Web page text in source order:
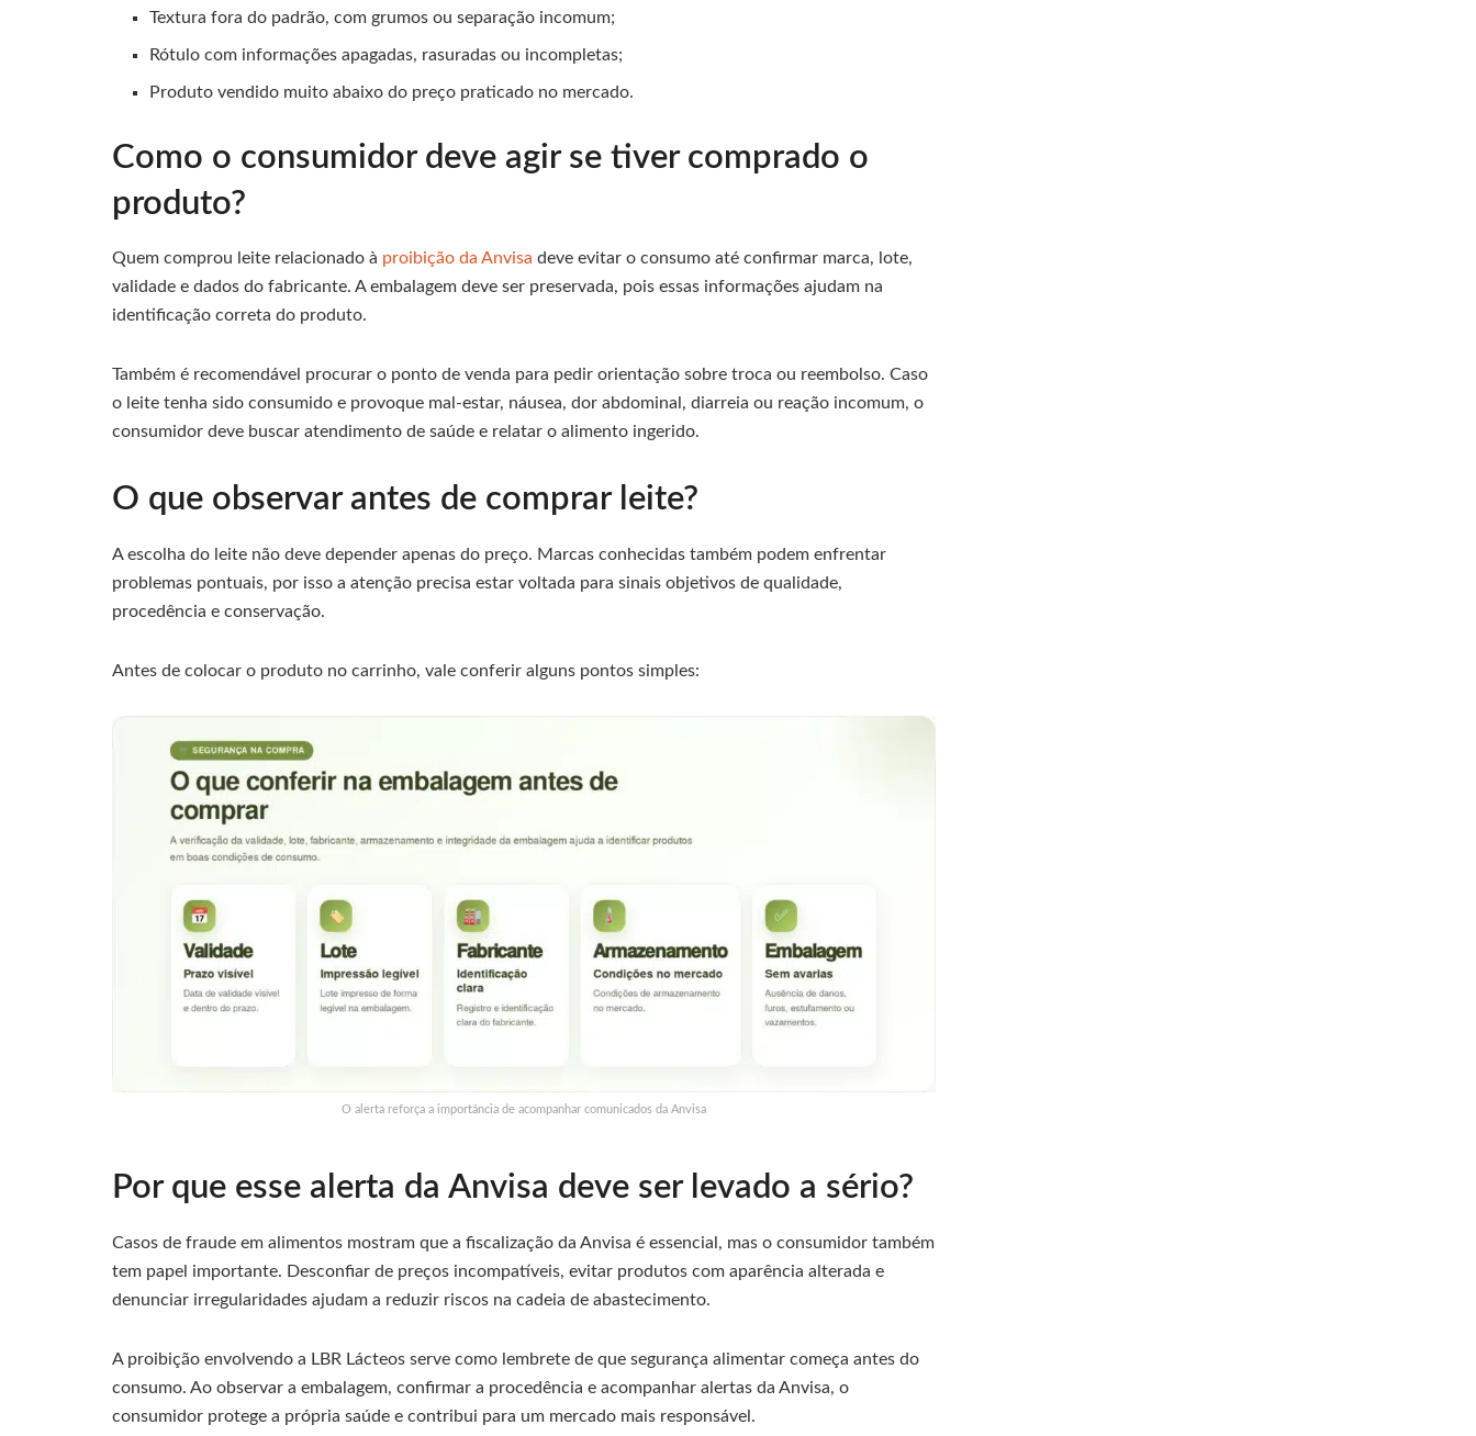
Textura fora do padrão, com grumos ou separação incomum;
Rótulo com informações apagadas, rasuradas ou incompletas;
Produto vendido muito abaixo do preço praticado no mercado.
Como o consumidor deve agir se tiver comprado o
produto?
Quem comprou leite relacionado à proibição da Anvisa deve evitar o consumo até confirmar marca, lote,
validade e dados do fabricante. A embalagem deve ser preservada, pois essas informações ajudam na
identificação correta do produto.
Também é recomendável procurar o ponto de venda para pedir orientação sobre troca ou reembolso. Caso
o leite tenha sido consumido e provoque mal-estar, náusea, dor abdominal, diarreia ou reação incomum, o
consumidor deve buscar atendimento de saúde e relatar o alimento ingerido.
O que observar antes de comprar leite?
A escolha do leite não deve depender apenas do preço. Marcas conhecidas também podem enfrentar
problemas pontuais, por isso a atenção precisa estar voltada para sinais objetivos de qualidade,
procedência e conservação.
Antes de colocar o produto no carrinho, vale conferir alguns pontos simples:
O alerta reforça a importância de acompanhar comunicados da Anvisa
Por que esse alerta da Anvisa deve ser levado a sério?
Casos de fraude em alimentos mostram que a fiscalização da Anvisa é essencial, mas o consumidor também
tem papel importante. Desconfiar de preços incompatíveis, evitar produtos com aparência alterada e
denunciar irregularidades ajudam a reduzir riscos na cadeia de abastecimento.
A proibição envolvendo a LBR Lácteos serve como lembrete de que segurança alimentar começa antes do
consumo. Ao observar a embalagem, confirmar a procedência e acompanhar alertas da Anvisa, o
consumidor protege a própria saúde e contribui para um mercado mais responsável.